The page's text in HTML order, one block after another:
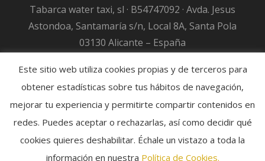
Tabarca water taxi, sl · B54747092 · Avda. Jesus
Astondoa, Santamaría s/n, Local 8A, Santa Pola
03130 Alicante – España
Condiciones de servicio –Política de Pagos y
Cancelaciones
–
Política de privacidad
Este sitio web utiliza cookies propias y de terceros para
obtener estadísticas sobre tus hábitos de navegación,
mejorar tu experiencia y permitirte compartir contenidos en
redes. Puedes aceptar o rechazarlas, así como decidir qué
cookies quieres deshabilitar. Échale un vistazo a toda la
información en nuestra Política de Cookies.